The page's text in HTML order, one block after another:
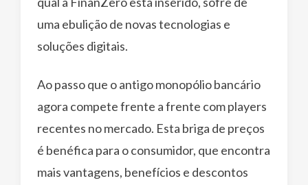
uma ebulição de novas tecnologias e
soluções digitais.
Ao passo que o antigo monopólio bancário
agora compete frente a frente com players
recentes no mercado. Esta briga de preços
é benéfica para o consumidor, que encontra
mais vantagens, benefícios e descontos